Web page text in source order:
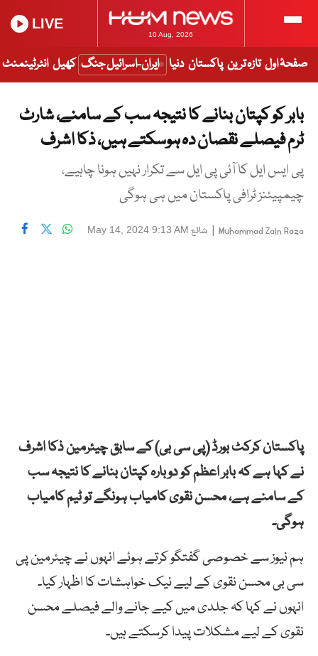
10 Aug, 2026
LIVE
صفحۂ اول تازہ ترین پاکستان دنیا ایران-اسرائیل جنگ کھیل انٹرٹینمنٹ
بابر کو کپتان بنانے کا نتیجہ سب کے سامنے، شارٹ
ٹرم فیصلے نقصان دہ ہوسکتے ہیں، ذکا اشرف
پی ایس ایل کا آئی پی ایل سے تکرار نہیں ہونا چاہیے،
چیمپیئنز ٹرافی پاکستان میں ہی ہوگی
Muhammad Zain Raza
| شائع May 14, 2024 9:13 AM
پاکستان کرکٹ بورڈ (پی سی بی) کے سابق چیئرمین ذکا اشرف
نے کہا ہے کہ بابر اعظم کو دوبارہ کپتان بنانے کا نتیجہ سب
کے سامنے ہے، محسن نقوی کامیاب ہونگے تو ٹیم کامیاب
ہوگی۔
ہم نیوز سے خصوصی گفتگو کرتے ہوئے انہوں نے چیئرمین پی
سی بی محسن نقوی کے لیے نیک خواہشات کا اظہار کیا۔
انہوں نے کہا کہ جلدی میں کیے جانے والے فیصلے محسن
نقوی کے لیے مشکلات پیدا کرسکتے ہیں۔